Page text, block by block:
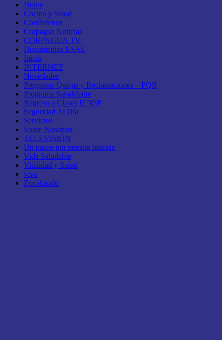
Home
Cocina y Salud
Contáctenos
Corpagua Noticias
CORPAGUA TV
Documentos ESAL
Inicio
INTERNET
Novedades
Preguntas Quejas y Reclamaciones – PQR
Programa SanaMente
Regreso a Clases IENSP
Seguridad Al Día
Servicios
Sobre Nosotros
TELEVISIÓN
Un paseo por nuestra historia
Vida Saludable
Vitalidad y Salud
vivo
Zocaliando